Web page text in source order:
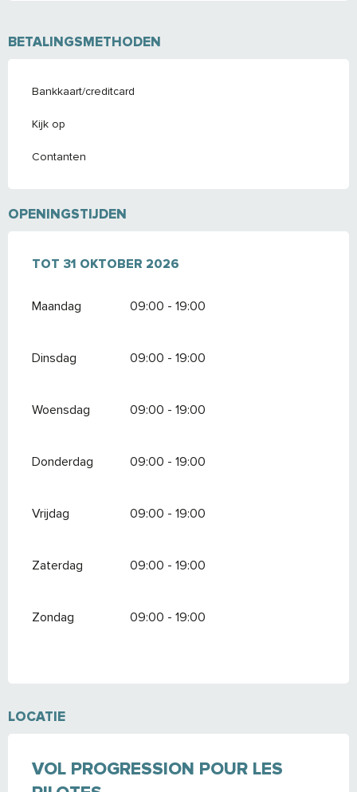
BETALINGSMETHODEN
Bankkaart/creditcard
Kijk op
Contanten
OPENINGSTIJDEN
VANAF1 APRIL 2026TOT
TOT 31 OKTOBER 2026
Maandag 09:00 - 19:00
Dinsdag 09:00 - 19:00
Woensdag 09:00 - 19:00
Donderdag 09:00 - 19:00
Vrijdag 09:00 - 19:00
Zaterdag 09:00 - 19:00
Zondag 09:00 - 19:00
LOCATIE
VOL PROGRESSION POUR LES